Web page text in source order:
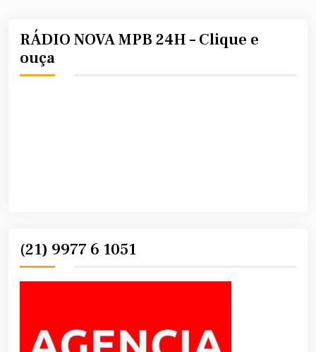
RÁDIO NOVA MPB 24H – Clique e
ouça
(21) 9977 6 1051